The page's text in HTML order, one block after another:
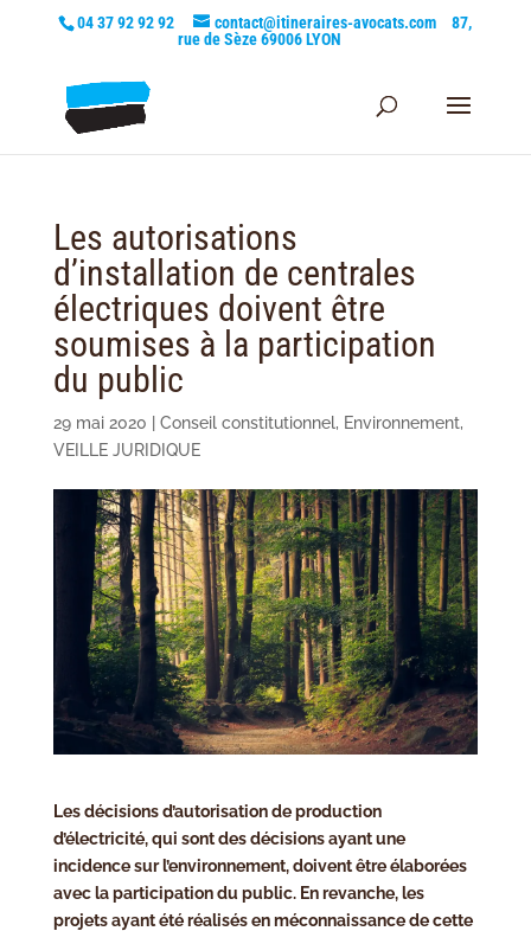
04 37 92 92 92 contact@itineraires-avocats.com
87,
rue de Sèze 69006 LYON
Les autorisations
d’installation de centrales
électriques doivent être
soumises à la participation
du public
29 mai 2020 Conseil constitutionnel, Environnement,
VEILLE JURIDIQUE
Les décisions d’autorisation de production
d’électricité, qui sont des décisions ayant une
incidence sur l’environnement, doivent être élaborées
avec la participation du public. En revanche, les
projets ayant été réalisés en méconnaissance de cette